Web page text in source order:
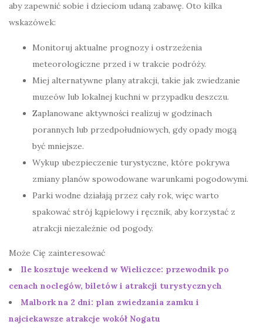
aby zapewnić sobie i dzieciom udaną zabawę. Oto kilka
wskazówek:
Monitoruj aktualne prognozy i ostrzeżenia
meteorologiczne przed i w trakcie podróży.
Miej alternatywne plany atrakcji, takie jak zwiedzanie
muzeów lub lokalnej kuchni w przypadku deszczu.
Zaplanowane aktywności realizuj w godzinach
porannych lub przedpołudniowych, gdy opady mogą
być mniejsze.
Wykup ubezpieczenie turystyczne, które pokrywa
zmiany planów spowodowane warunkami pogodowymi.
Parki wodne działają przez cały rok, więc warto
spakować strój kąpielowy i ręcznik, aby korzystać z
atrakcji niezależnie od pogody.
Może Cię zainteresować
Ile kosztuje weekend w Wieliczce: przewodnik po
cenach noclegów, biletów i atrakcji turystycznych
Malbork na 2 dni: plan zwiedzania zamku i
najciekawsze atrakcje wokół Nogatu